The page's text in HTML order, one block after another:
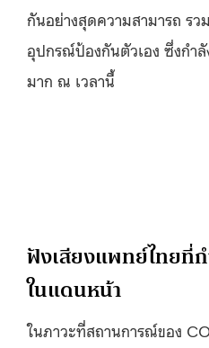
กันอย่างสุดความสามารถ รว
อุปกรณ์ป้องกันตัวเอง ซึ่งกำลั
มาก ณ เวลานี้
ฟังเสียงแพทย์ไทยที่
ในแดนหน้า
ในภาวะที่สถานการณ์ของ